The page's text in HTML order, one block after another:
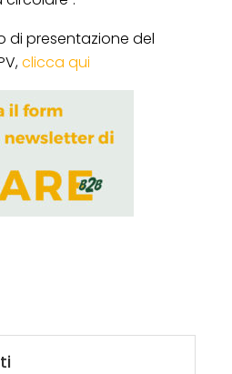
di presentazione del
clicca qui